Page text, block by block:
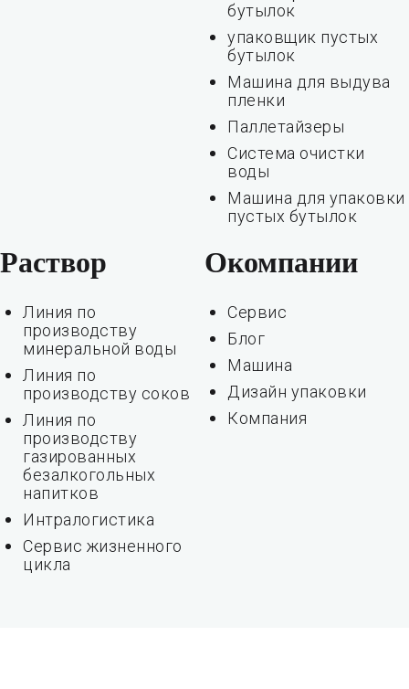
бутылок
упаковщик пустых
бутылок
Машина для выдува
пленки
Паллетайзеры
Система очистки
воды
Машина для упаковки
пустых бутылок
Раствор
Линия по
производству
минеральной воды
Линия по
производству соков
Линия по
производству
газированных
безалкогольных
напитков
Интралогистика
Сервис жизненного
цикла
Окомпании
Сервис
Блог
Машина
Дизайн упаковки
Компания